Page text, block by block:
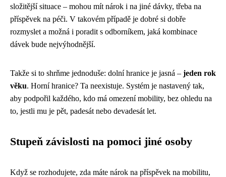
složitější situace – mohou mít nárok i na jiné dávky, třeba na
příspěvek na péči. V takovém případě je dobré si dobře
rozmyslet a možná i poradit s odborníkem, jaká kombinace
dávek bude nejvýhodnější.
Takže si to shrňme jednoduše: dolní hranice je jasná – jeden rok
věku. Horní hranice? Ta neexistuje. Systém je nastavený tak,
aby podpořil každého, kdo má omezení mobility, bez ohledu na
to, jestli mu je pět, padesát nebo devadesát let.
Stupeň závislosti na pomoci jiné osoby
Když se rozhodujete, zda máte nárok na příspěvek na mobilitu,